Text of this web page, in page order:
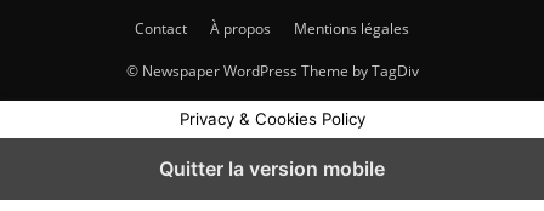
Contact À propos Mentions légales
© Newspaper WordPress Theme by TagDiv
Privacy & Cookies Policy
Quitter la version mobile